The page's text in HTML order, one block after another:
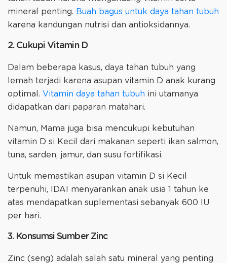
mineral penting. Buah bagus untuk daya tahan tubuh
karena kandungan nutrisi dan antioksidannya.
2. Cukupi Vitamin D
Dalam beberapa kasus, daya tahan tubuh yang
lemah terjadi karena asupan vitamin D anak kurang
optimal. Vitamin daya tahan tubuh ini utamanya
didapatkan dari paparan matahari.
Namun, Mama juga bisa mencukupi kebutuhan
vitamin D si Kecil dari makanan seperti ikan salmon,
tuna, sarden, jamur, dan susu fortifikasi.
Untuk memastikan asupan vitamin D si Kecil
terpenuhi, IDAI menyarankan anak usia 1 tahun ke
atas mendapatkan suplementasi sebanyak 600 IU
per hari.
3. Konsumsi Sumber Zinc
Zinc (seng) adalah salah satu mineral yang penting